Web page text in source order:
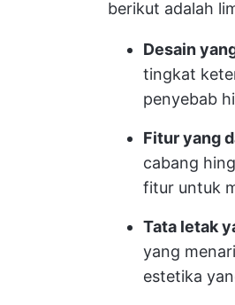
berikut adalah
Desain
tingkat
penyebab
Fitur yang
cabang
fitur untuk
Tata letak
yang
estetika